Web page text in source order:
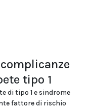
tipo 1
di tipo 1 e sindrome
fattore di rischio